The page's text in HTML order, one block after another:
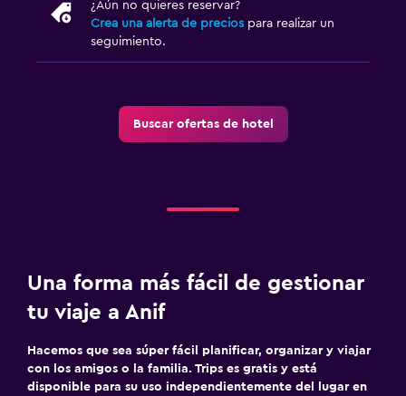
¿Aún no quieres reservar?
Crea una alerta de precios para realizar un
seguimiento.
Buscar ofertas de hotel
Una forma más fácil de gestionar
tu viaje a Anif
Hacemos que sea súper fácil planificar, organizar y viajar
con los amigos o la familia. Trips es gratis y está
disponible para su uso independientemente del lugar en